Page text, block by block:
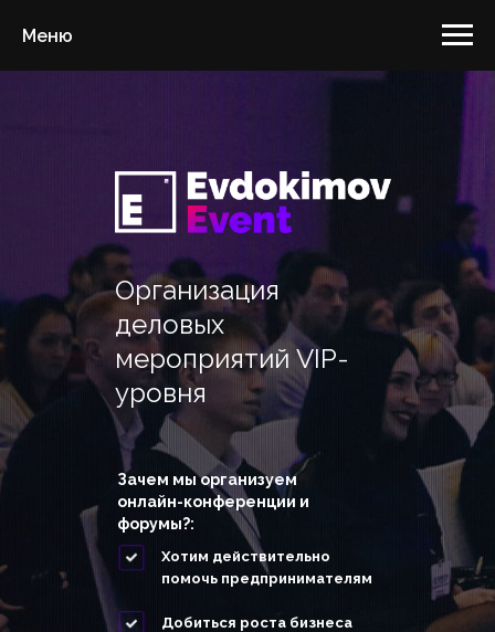
Меню
Организация
деловых
мероприятий VIP-
уровня
Зачем мы организуем
онлайн-конференции и
форумы?:
Хотим действительно
помочь предпринимателям
Добиться роста бизнеса